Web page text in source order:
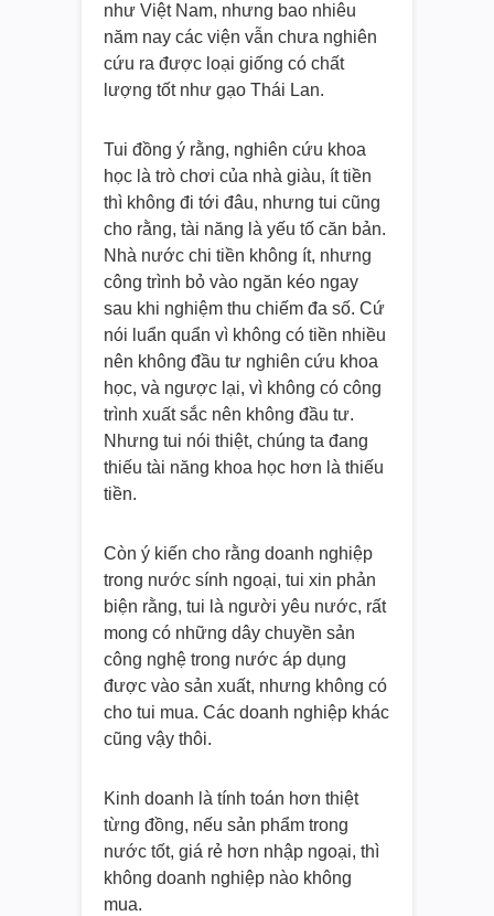
như Việt Nam, nhưng bao nhiêu
năm nay các viện vẫn chưa nghiên
cứu ra được loại giống có chất
lượng tốt như gạo Thái Lan.
Tui đồng ý rằng, nghiên cứu khoa
học là trò chơi của nhà giàu, ít tiền
thì không đi tới đâu, nhưng tui cũng
cho rằng, tài năng là yếu tố căn bản.
Nhà nước chi tiền không ít, nhưng
công trình bỏ vào ngăn kéo ngay
sau khi nghiệm thu chiếm đa số. Cứ
nói luẩn quẩn vì không có tiền nhiều
nên không đầu tư nghiên cứu khoa
học, và ngược lại, vì không có công
trình xuất sắc nên không đầu tư.
Nhưng tui nói thiệt, chúng ta đang
thiếu tài năng khoa học hơn là thiếu
tiền.
Còn ý kiến cho rằng doanh nghiệp
trong nước sính ngoại, tui xin phản
biện rằng, tui là người yêu nước, rất
mong có những dây chuyền sản
công nghệ trong nước áp dụng
được vào sản xuất, nhưng không có
cho tui mua. Các doanh nghiệp khác
cũng vậy thôi.
Kinh doanh là tính toán hơn thiệt
từng đồng, nếu sản phẩm trong
nước tốt, giá rẻ hơn nhập ngoại, thì
không doanh nghiệp nào không
mua.